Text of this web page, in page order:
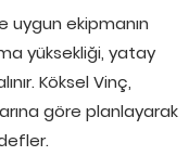
uygun ekipmanın
yüksekliği, yatay
Köksel Vinç,
göre planlayarak